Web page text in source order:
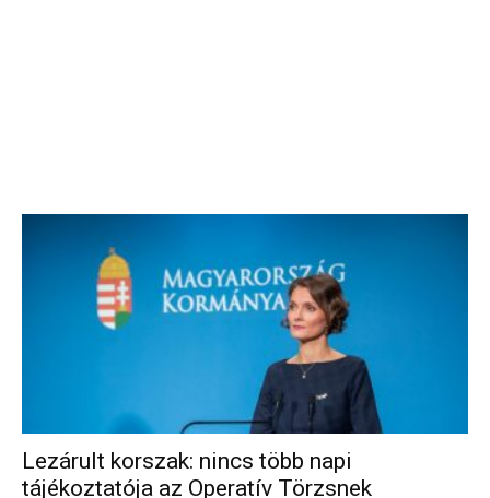
Lezárult korszak: nincs több napi
tájékoztatója az Operatív Törzsnek